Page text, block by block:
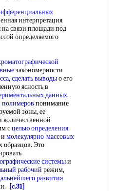
интерпретация
на связи площади под
определяемого
закономерности
,сделать выводыо его
ясность в
данных.
полимеров понимание
зоны, ее
сцелью определения
и молекулярно-массовых
образцов. Это
системыи
рабочий режим,
развития
[c.31]